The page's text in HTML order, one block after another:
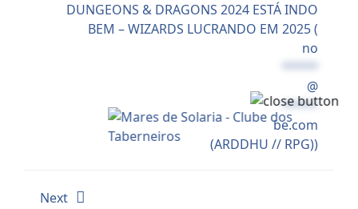
DUNGEONS & DRAGONS 2024 ESTÁ INDO
BEM – WIZARDS LUCRANDO EM 2025 (
no
*****
@
*****
be.com
(ARDDHU // RPG))
Next